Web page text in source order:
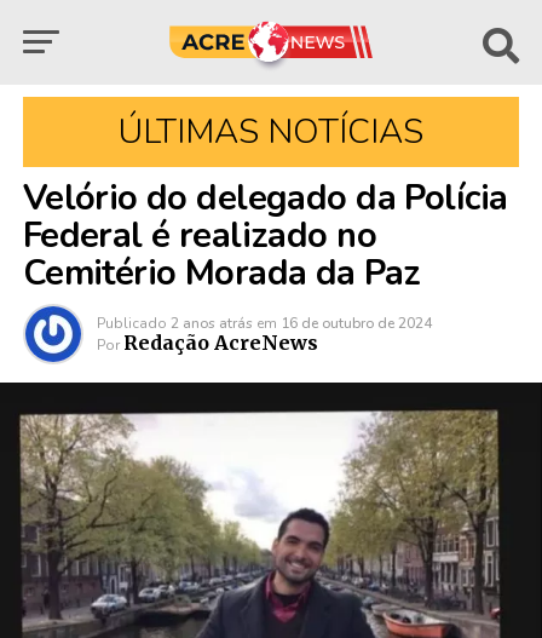
ÚLTIMAS NOTÍCIAS
Velório do delegado da Polícia
Federal é realizado no
Cemitério Morada da Paz
Publicado 2 anos atrás em 16 de outubro de 2024
Por Redação AcreNews